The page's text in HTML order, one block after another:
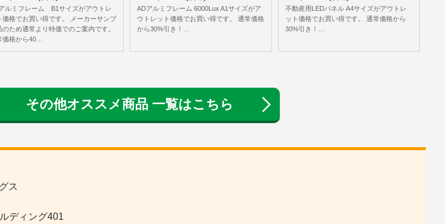
ルミフレーム B1サイズがアウトレ
価格でお買い得です。 メーカーサンプ
のため通常より特価でのご案内です。
価格から40…
ADアルミフレーム 6000Lux A1サイズがア
ウトレット価格でお買い得です。 通常価格
から30%引き！…
不動産用LEDパネル A4サイズがアウトレ
ット価格でお買い得です。 通常価格から
30%引き！…
その他オススメ商品 一覧はこちら
ス
ディング401